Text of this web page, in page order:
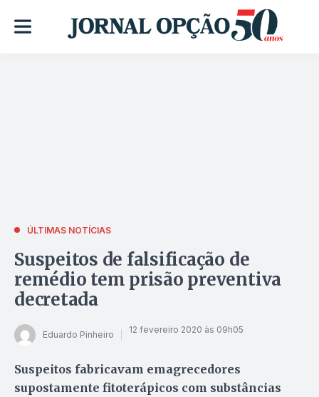
ÚLTIMAS NOTÍCIAS
Suspeitos de falsificação de
remédio tem prisão preventiva
decretada
Eduardo Pinheiro 12 fevereiro 2020 às 09h05
Suspeitos fabricavam emagrecedores
supostamente fitoterápicos com substâncias